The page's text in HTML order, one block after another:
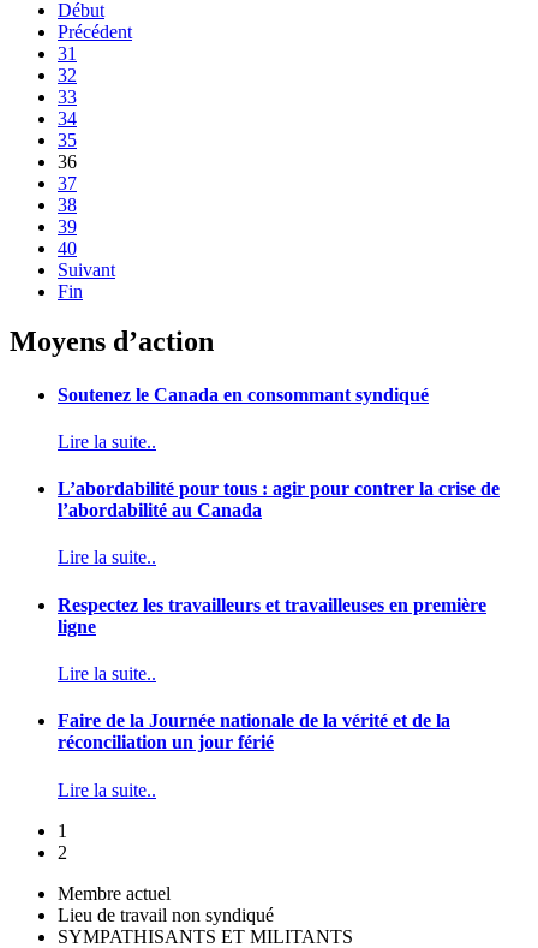
Début
Précédent
31
32
33
34
35
36
37
38
39
40
Suivant
Fin
Moyens d’action
Soutenez le Canada en consommant syndiqué
Lire la suite..
L’abordabilité pour tous : agir pour contrer la crise de
l’abordabilité au Canada
Lire la suite..
Respectez les travailleurs et travailleuses en première
ligne
Lire la suite..
Faire de la Journée nationale de la vérité et de la
réconciliation un jour férié
Lire la suite..
1
2
Membre actuel
Lieu de travail non syndiqué
SYMPATHISANTS ET MILITANTS